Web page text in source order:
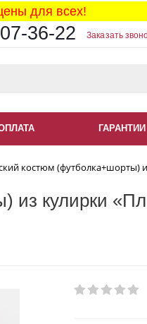
для всех!
36-22 Заказать
ГАРАНТИИ
костюм (футболка+шорты)
из кулирки